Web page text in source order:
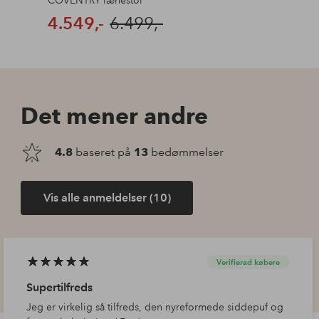
4.549,- 6.499,-
Det mener andre
4.8 baseret på 13 bedømmelser
Vis alle anmeldelser (10)
Verifierad købere
Supertilfreds
Jeg er virkelig så tilfreds, den nyreformede siddepuf og